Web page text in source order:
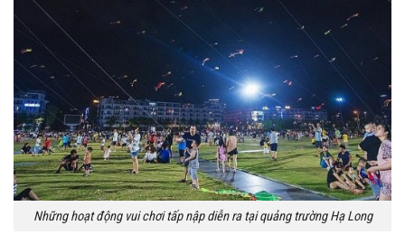
Những hoạt động vui chơi tấp nập diễn ra tại quảng trường Hạ Long